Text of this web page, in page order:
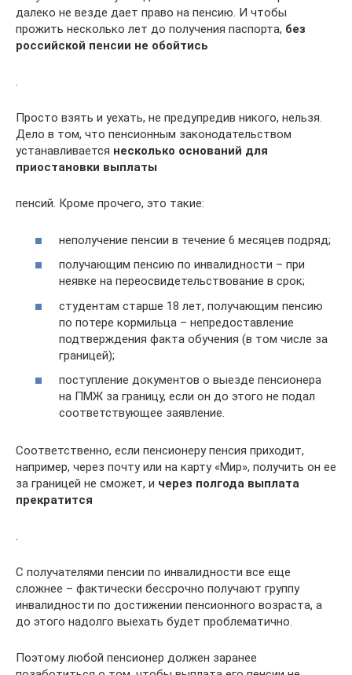
далеко не везде дает право на пенсию. И чтобы
прожить несколько лет до получения паспорта, без
российской пенсии не обойтись
.
Просто взять и уехать, не предупредив никого, нельзя.
Дело в том, что пенсионным законодательством
устанавливается несколько оснований для
приостановки выплаты
пенсий. Кроме прочего, это такие:
неполучение пенсии в течение 6 месяцев подряд;
получающим пенсию по инвалидности – при
неявке на переосвидетельствование в срок;
студентам старше 18 лет, получающим пенсию
по потере кормильца – непредоставление
подтверждения факта обучения (в том числе за
границей);
поступление документов о выезде пенсионера
на ПМЖ за границу, если он до этого не подал
соответствующее заявление.
Соответственно, если пенсионеру пенсия приходит,
например, через почту или на карту «Мир», получить он ее
за границей не сможет, и через полгода выплата
прекратится
.
С получателями пенсии по инвалидности все еще
сложнее – фактически бессрочно получают группу
инвалидности по достижении пенсионного возраста, а
до этого надолго выехать будет проблематично.
Поэтому любой пенсионер должен заранее